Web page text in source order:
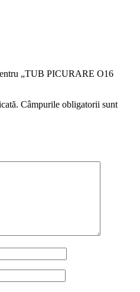
„TUB PICURARE O16
Câmpurile obligatorii sunt